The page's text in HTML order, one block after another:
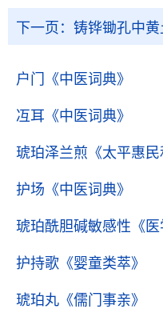
下一页： 铸铧锄孔中黄
户门 《中医词典》
冱耳 《中医词典》
琥珀泽兰煎 《太平惠
护场 《中医词典》
琥珀酰胆碱敏感性 《
护持歌 《婴童类萃》
琥珀丸 《儒门事亲》